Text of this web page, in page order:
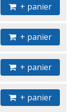
+ panier
+ panier
+ panier
+ panier